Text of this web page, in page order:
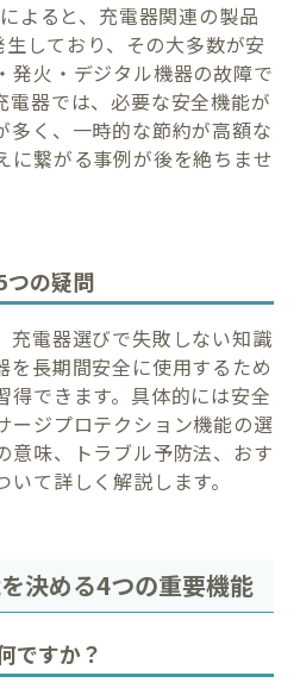
よると、充電器関連の製品
しており、その大多数が安
発火・デジタル機器の故障で
電器では、必要な安全機能が
多く、一時的な節約が高額な
に繋がる事例が後を絶ちませ
つの疑問
充電器選びで失敗しない知識
を長期間安全に使用するため
得できます。具体的には安全
ージプロテクション機能の選
意味、トラブル予防法、おす
て詳しく解説します。
決める4つの重要機能
ですか？